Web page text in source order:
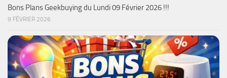
Bons Plans Geekbuying du Lundi 09 Février 2026 !!!
9 FÉVRIER 2026